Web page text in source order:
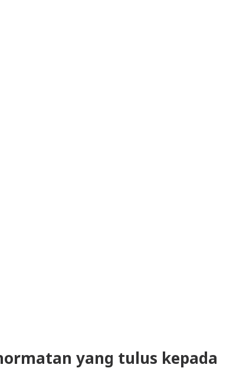
yang tulus kepada